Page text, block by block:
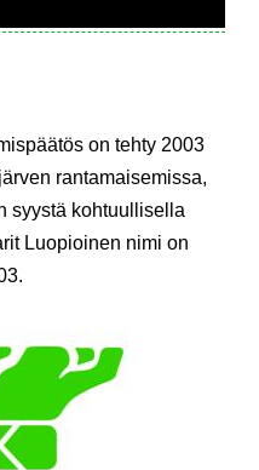
on tehty 2003
rantamaisemissa,
syystä kohtuullisella
Luopioinen nimi on